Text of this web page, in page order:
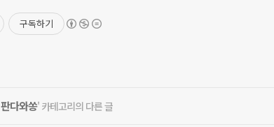
구독하기
판다와쏭' 카테고리의 다른 글